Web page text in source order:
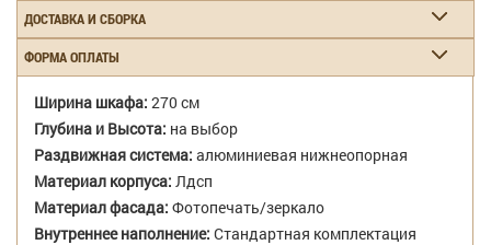
ДОСТАВКА И СБОРКА
ФОРМА ОПЛАТЫ
Ширина шкафа: 270 см
Глубина и Высота: на выбор
Раздвижная система: алюминиевая нижнеопорная
Материал корпуса: Лдсп
Материал фасада: Фотопечать/зеркало
Внутреннее наполнение: Стандартная комплектация